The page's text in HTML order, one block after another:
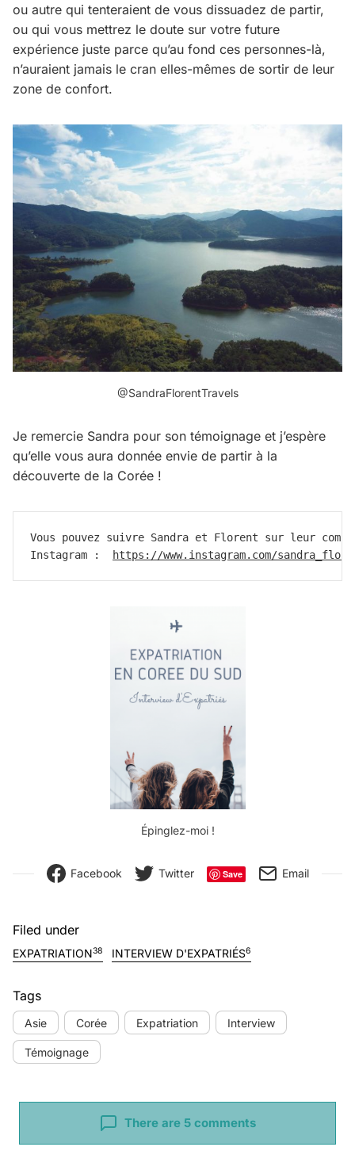
ou autre qui tenteraient de vous dissuadez de partir,
ou qui vous mettrez le doute sur votre future
expérience juste parce qu’au fond ces personnes-là,
n’auraient jamais le cran elles-mêmes de sortir de leur
zone de confort.
@SandraFlorentTravels
Je remercie Sandra pour son témoignage et j’espère
qu’elle vous aura donnée envie de partir à la
découverte de la Corée !
Vous pouvez suivre Sandra et Florent sur leur
Instagram :
https://www.instagram.com/
Épinglez-moi !
Facebook Twitter Save Email
Filed under
EXPATRIATION38 INTERVIEW D'EXPATRIÉS6
Tags
Asie Corée Expatriation Interview
Témoignage
There are 5 comments